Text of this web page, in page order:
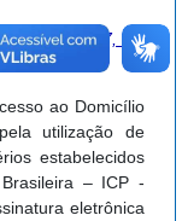
nº 18.337, de
ao Domicílio
utilização de
estabelecidos
– ICP -
eletrônica